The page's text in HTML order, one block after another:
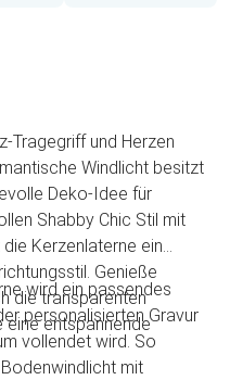
Tragegriff und Herzen
Windlicht besitzt
Deko-Idee für
Shabby Chic Stil mit
Kerzenlaterne ein
Genieße
die transparenten
eine entspannende
wird ein passendes
personalisierten Gravur
vollendet wird. So
mit